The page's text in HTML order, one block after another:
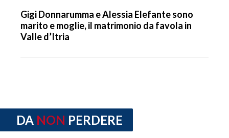
Gigi Donnarumma e Alessia Elefante sono
marito e moglie, il matrimonio da favola in
Valle d’Itria
DA NON PERDERE